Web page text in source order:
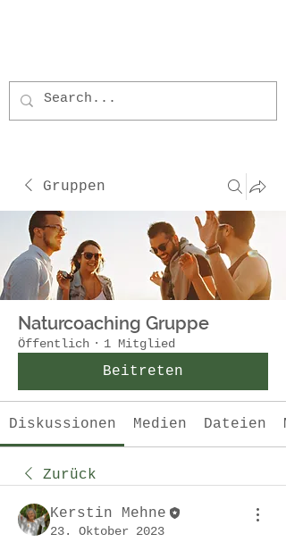
Gruppen
Naturcoaching Gruppe
Öffentlich · 1 Mitglied
Beitreten
Diskussionen Medien Dateien
Zurück
Kerstin Mehne
23. Oktober 2023